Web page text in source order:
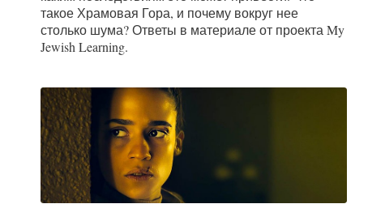
такое Храмовая Гора, и почему вокруг нее
столько шума? Ответы в материале от проекта My
Jewish Learning.